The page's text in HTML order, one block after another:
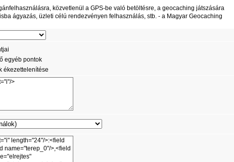
közvetlenül a GPS-be való betöltésre, a geocaching játszására
ágyazás, üzleti célú rendezvényen felhasználás, stb. - a Magyar Geocaching
egyéb pontok
ékezettelenítése